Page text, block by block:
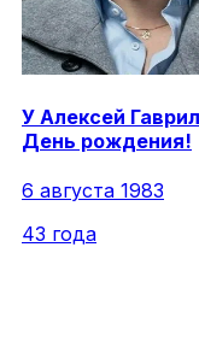
У Алексей
День рождения!
6 августа 1983
43 года